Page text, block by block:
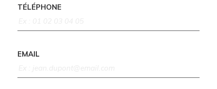
TÉLÉPHONE
EMAIL